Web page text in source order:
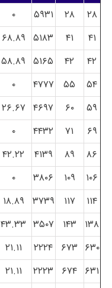
۲۸ ۲۸ ۵۹۳۱ ۰
۴۱
۴۱ ۵۱۸۳ ۶۸.۸۹
۴۲
۴۲ ۵۱۶۵ ۵۸.۸۹
۵۴
۵۵ ۴۷۷۷ ۰
۵۹
۶۰ ۴۶۹۷ ۲۶.۶۷
۶۹
۷۱ ۴۴۳۲ ۰
۸۶
۸۹ ۴۱۳۹ ۴۲.۲۲
۱۰۶
۱۰۹ ۳۸۰۶ ۰
۱۱۴
۱۱۷ ۳۷۳۹ ۱۸.۸۹
۱۳۸
۱۴۳ ۳۵۰۷ ۴۳.۳۳
۶۳۰ ۶۷۳ ۲۲۲۴ ۲۱.۱۱
۶۳۱ ۶۷۴ ۲۲۲۳ ۲۱.۱۱